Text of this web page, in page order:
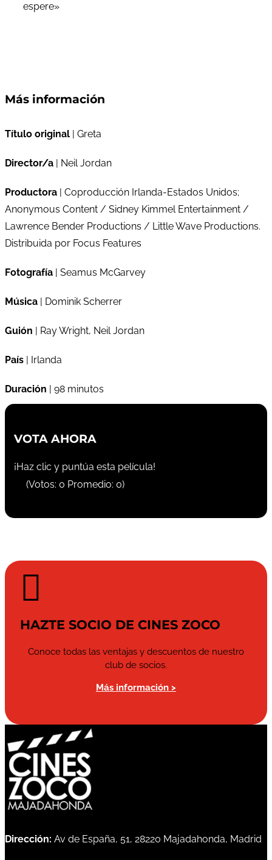
espere»
Más información
Título original | Greta
Director/a | Neil Jordan
Productora | Coproducción Irlanda-Estados Unidos;
Anonymous Content / Sidney Kimmel Entertainment /
Lawrence Bender Productions / Little Wave Productions.
Distribuida por Focus Features
Fotografía | Seamus McGarvey
Música | Dominik Scherrer
Guión | Ray Wright, Neil Jordan
País | Irlanda
Duración | 98 minutos
VOTA AHORA
¡Haz clic y puntúa esta película!
(Votos: 0 Promedio: 0)

HAZTE SOCIO DE CINES ZOCO
Conoce todas las ventajas y descuentos de nuestro
club de socios.
Más información >
Dirección: Av de España, 51, 28220 Majadahonda, Madrid